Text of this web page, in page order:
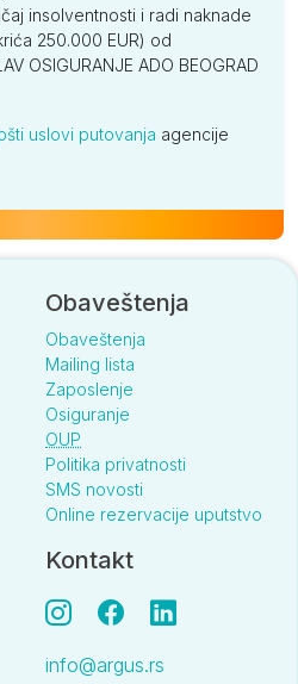
insolventnosti i radi naknade
250.000 EUR) od
OSIGURANJE ADO BEOGRAD
uslovi putovanja agencije
Obaveštenja
Obaveštenja
Mailing lista
Zaposlenje
Osiguranje
OUP
Politika privatnosti
SMS novosti
Online rezervacije uputstvo
Kontakt
info@argus.rs